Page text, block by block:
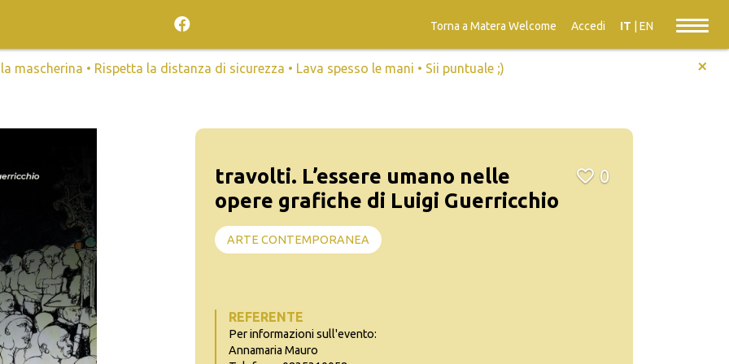
Torna a Matera Welcome Accedi IT EN
la mascherina • Rispetta la distanza di sicurezza • Lava spesso le mani • Sii puntuale ;) +
travolti. L’essere umano nelle
opere grafiche di Luigi Guerricchio
0
ARTE CONTEMPORANEA
REFERENTE
Per informazioni sull'evento:
Annamaria Mauro